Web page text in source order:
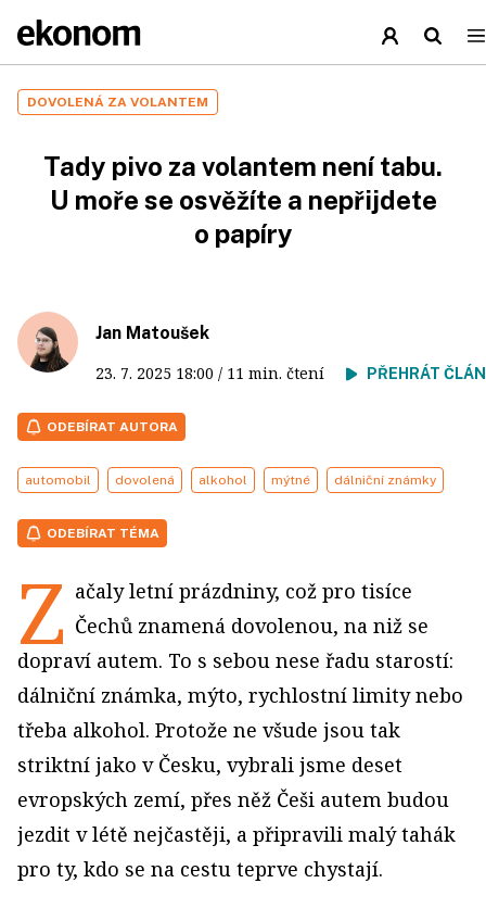
DOVOLENÁ ZA VOLANTEM
Tady pivo za volantem není tabu.
U moře se osvěžíte a nepřijdete
o papíry
Jan Matoušek
23. 7. 2025 18:00 / 11 min. čtení PŘEHRÁT
ODEBÍRAT AUTORA
automobil dovolená alkohol mýtné dálniční známky
ODEBÍRAT TÉMA
Z ačaly letní prázdniny, což pro tisíce
Čechů znamená dovolenou, na niž se
dopraví autem. To s sebou nese řadu starostí:
dálniční známka, mýto, rychlostní limity nebo
třeba alkohol. Protože ne všude jsou tak
striktní jako v Česku, vybrali jsme deset
evropských zemí, přes něž Češi autem budou
jezdit v létě nejčastěji, a připravili malý tahák
pro ty, kdo se na cestu teprve chystají.